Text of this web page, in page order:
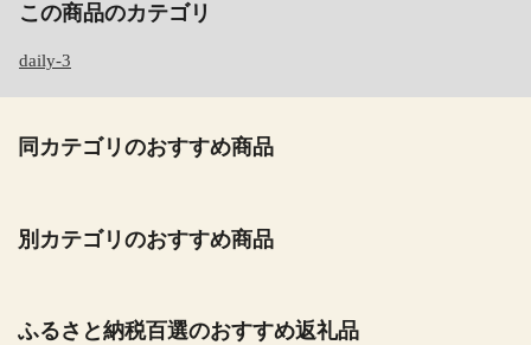
この商品のカテゴリ
daily-3
同カテゴリのおすすめ商品
別カテゴリのおすすめ商品
ふるさと納税百選のおすすめ返礼品